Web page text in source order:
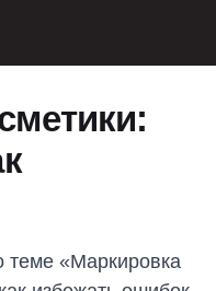
теме «Маркировка